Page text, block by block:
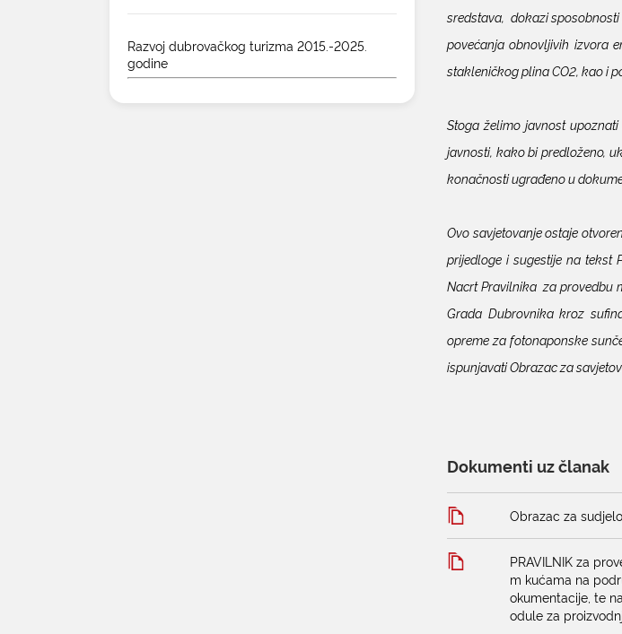
Razvoj dubrovačkog turizma 2015.-2025.
godine
sredstava, dokazi
povećanja obnovljivih izvora
stakleničkog plina CO2, kao i
Stoga želimo javnost
javnosti, kako bi predloženo,
konačnosti ugrađeno u
Ovo savjetovanje ostaje
prijedloge i sugestije na tekst
Nacrt Pravilnika za provedbu
Grada Dubrovnika kroz
opreme za fotonaponske
ispunjavati Obrazac za
Dokumenti uz članak
Obrazac za
PRAVILNIK za
m kućama na
okumentacije, te
odule za